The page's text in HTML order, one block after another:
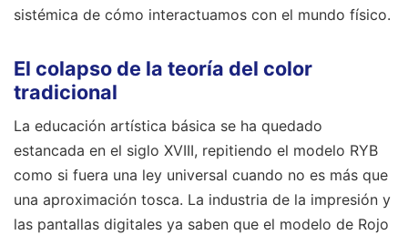
sistémica de cómo interactuamos con el mundo físico.
El colapso de la teoría del color
tradicional
La educación artística básica se ha quedado
estancada en el siglo XVIII, repitiendo el modelo RYB
como si fuera una ley universal cuando no es más que
una aproximación tosca. La industria de la impresión y
las pantallas digitales ya saben que el modelo de Rojo